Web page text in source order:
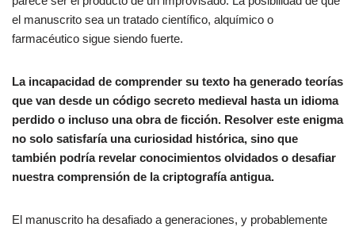
el manuscrito sea un tratado científico, alquímico o
farmacéutico sigue siendo fuerte.
La incapacidad de comprender su texto ha generado teorías
que van desde un código secreto medieval hasta un idioma
perdido o incluso una obra de ficción. Resolver este enigma
no solo satisfaría una curiosidad histórica, sino que
también podría revelar conocimientos olvidados o desafiar
nuestra comprensión de la criptografía antigua.
El manuscrito ha desafiado a generaciones, y probablemente